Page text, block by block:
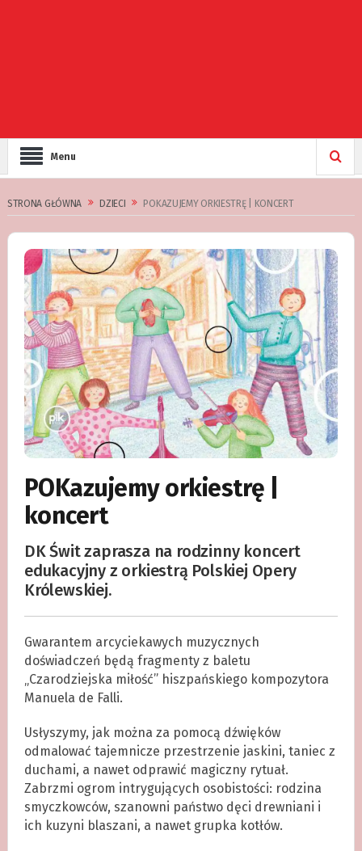
Menu
STRONA GŁÓWNA DZIECI POKAZUJEMY ORKIESTRĘ | KONCERT
POKazujemy orkiestrę |
koncert
DK Świt zaprasza na rodzinny koncert
edukacyjny z orkiestrą Polskiej Opery
Królewskiej.
Gwarantem arcyciekawych muzycznych
doświadczeń będą fragmenty z baletu
„Czarodziejska miłość” hiszpańskiego kompozytora
Manuela de Falli.
Usłyszymy, jak można za pomocą dźwięków
odmalować tajemnicze przestrzenie jaskini, taniec z
duchami, a nawet odprawić magiczny rytuał.
Zabrzmi ogrom intrygujących osobistości: rodzina
smyczkowców, szanowni państwo dęci drewniani i
ich kuzyni blaszani, a nawet grupka kotłów.